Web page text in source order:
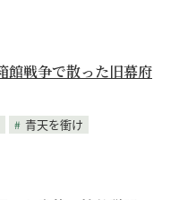
館戦争で散った旧幕府
青天を衝け